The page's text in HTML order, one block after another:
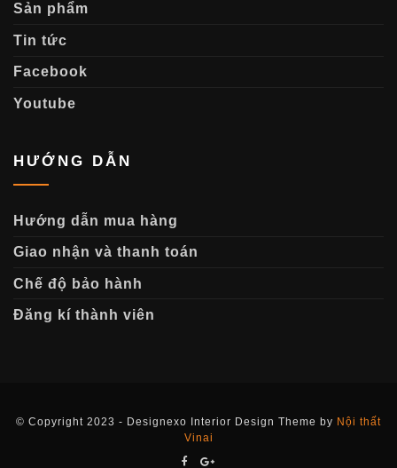
Sản phẩm
Tin tức
Facebook
Youtube
HƯỚNG DẪN
Hướng dẫn mua hàng
Giao nhận và thanh toán
Chế độ bảo hành
Đăng kí thành viên
© Copyright 2023 - Designexo Interior Design Theme by Nội thất
Vinai